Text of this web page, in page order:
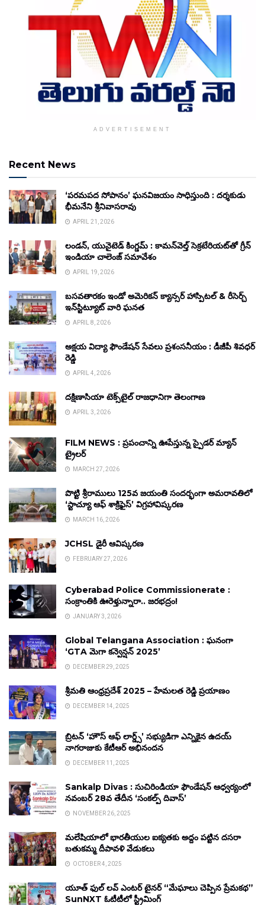
ADVERTISEMENT
Recent News
‘పరమపద సోపానం’ ఘనవిజయం సాధిస్తుంది : దర్శకుడు
భీమనేని శ్రీనివాసరావు
APRIL 21, 2026
లండన్, యునైటెడ్ కింగ్డమ్ : కామన్‌వెల్త్ సెక్రటేరియట్‌తో గ్రీన్
ఇండియా చాలెంజ్ సమావేశం
APRIL 19, 2026
బసవతారకం ఇండో అమెరికన్ క్యాన్సర్ హాస్పిటల్ & రీసెర్చ్
ఇన్‌స్టిట్యూట్ వారి ఘనత
APRIL 8, 2026
అక్షయ విద్యా ఫౌండేషన్ సేవలు ప్రశంసనీయం : డీజీపీ శివధర్
రెడ్డి
APRIL 4, 2026
దక్షిణాసియా టెక్స్‌టైల్ రాజధానిగా తెలంగాణ
APRIL 3, 2026
FILM NEWS : ప్రపంచాన్ని ఊపేస్తున్న స్పైడర్ మ్యాన్
ట్రైలర్
MARCH 27, 2026
పొట్టి శ్రీరాములు 125వ జయంతి సందర్భంగా అమరావతిలో
‘స్టాచ్యూ ఆఫ్ శాక్రిఫైస్’ విగ్రహావిష్కరణ
MARCH 16, 2026
JCHSL డైరీ ఆవిష్కరణ
FEBRUARY 27, 2026
Cyberabad Police Commissionerate :
సంక్రాంతికి ఊరెళ్తున్నారా.. జరభద్రం!
JANUARY 3, 2026
Global Telangana Association : ఘనంగా
‘GTA మెగా కన్వెన్షన్ 2025’
DECEMBER 29, 2025
శ్రీమతి ఆంధ్రప్రదేశ్ 2025 – హేమలత రెడ్డి ప్రయాణం
DECEMBER 14, 2025
బ్రిటన్ ‘హౌస్ ఆఫ్ లార్డ్స్’ సభ్యుడిగా ఎన్నికైన ఉదయ్
నాగరాజుకు కేటీఆర్ అభినందన
DECEMBER 11, 2025
Sankalp Divas : సుచిరిండియా ఫౌండేషన్ ఆధ్వర్యంలో
నవంబర్ 28వ తేదీన ‘సంకల్ప్ దివాస్’
NOVEMBER 26, 2025
మలేషియాలో భారతీయుల ఐక్యతకు అద్దం పట్టిన దసరా
బతుకమ్మ దీపావళి వేడుకలు
OCTOBER 4, 2025
యూత్ ఫుల్ లవ్ ఎంటర్ టైనర్ “మేఘాలు చెప్పిన ప్రేమకథ”
SunNXT ఓటీటీలో స్ట్రీమింగ్